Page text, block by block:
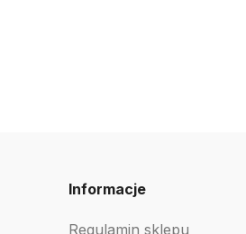
Informacje
Regulamin sklepu